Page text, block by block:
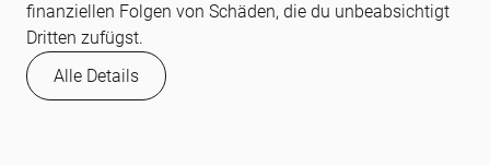
finanziellen Folgen von Schäden, die du unbeabsichtigt
Dritten zufügst.
Alle Details